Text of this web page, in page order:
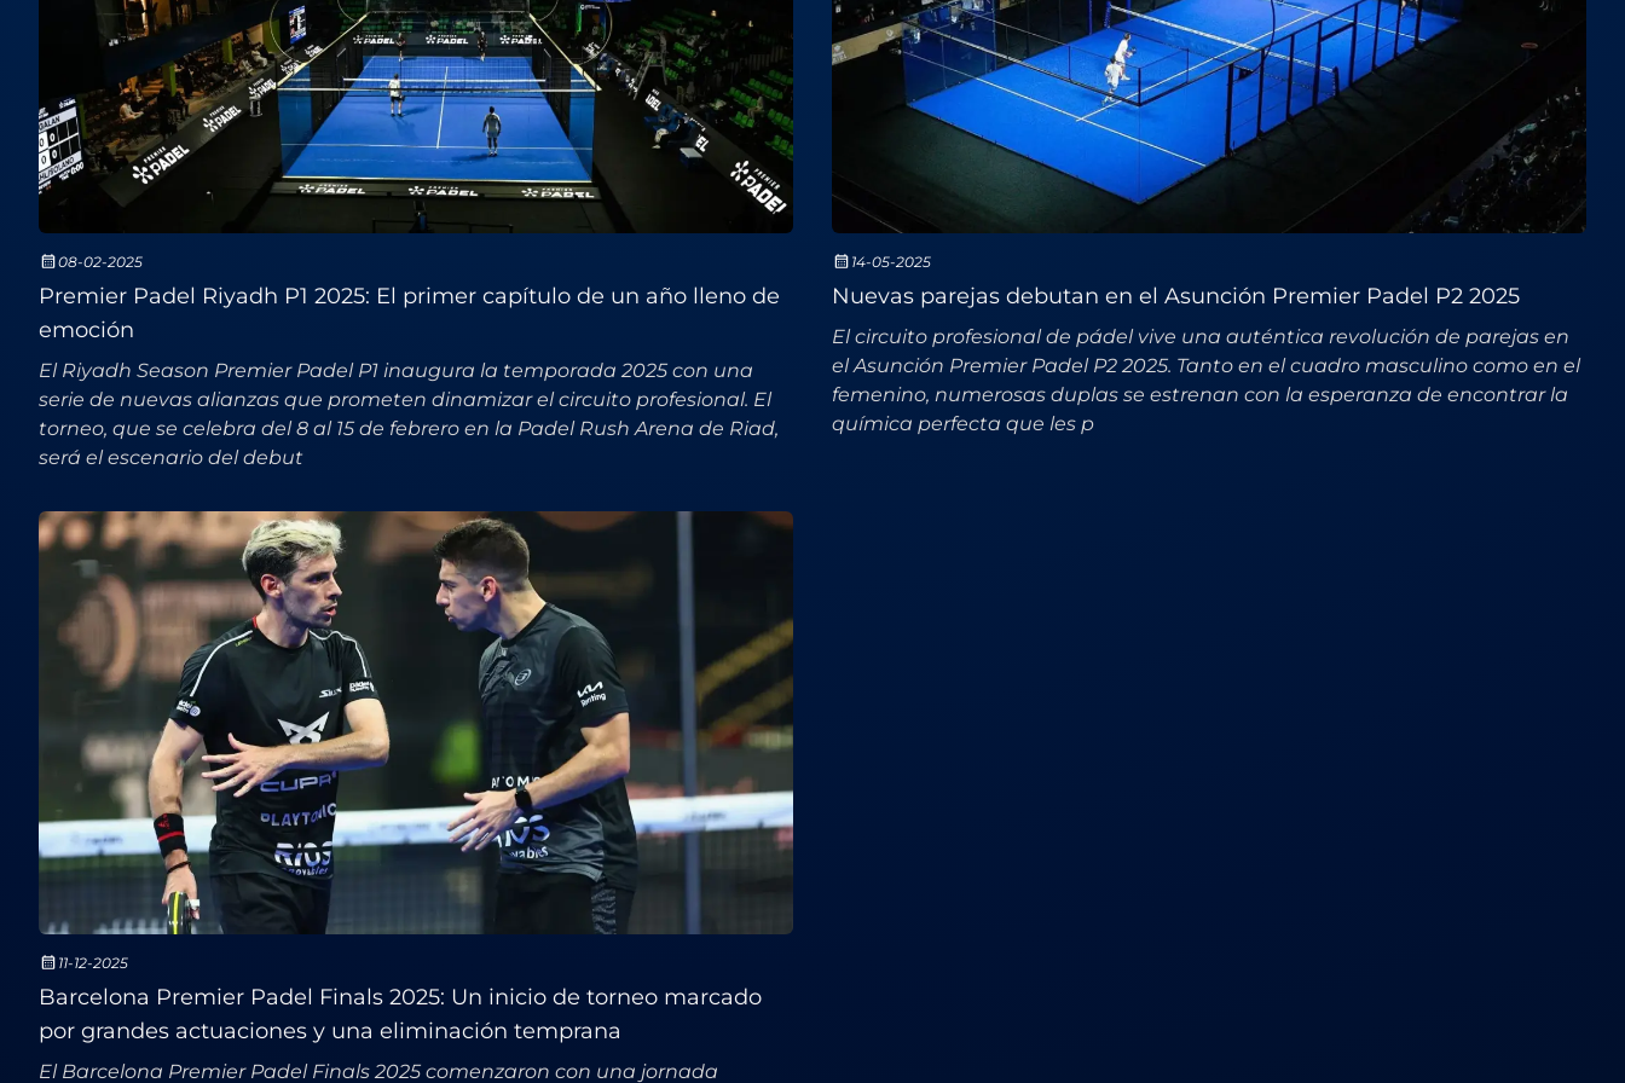
08-02-2025
Premier Padel Riyadh P1 2025: El primer capítulo de un año lleno de
emoción
El Riyadh Season Premier Padel P1 inaugura la temporada 2025 con una
serie de nuevas alianzas que prometen dinamizar el circuito profesional. El
torneo, que se celebra del 8 al 15 de febrero en la Padel Rush Arena de Riad,
será el escenario del debut
14-05-2025
Nuevas parejas debutan en el Asunción Premier Padel P2 2025
El circuito profesional de pádel vive una auténtica revolución de parejas en
el Asunción Premier Padel P2 2025. Tanto en el cuadro masculino como en el
femenino, numerosas duplas se estrenan con la esperanza de encontrar la
química perfecta que les p
11-12-2025
Barcelona Premier Padel Finals 2025: Un inicio de torneo marcado
por grandes actuaciones y una eliminación temprana
El Barcelona Premier Padel Finals 2025 comenzaron con una jornada